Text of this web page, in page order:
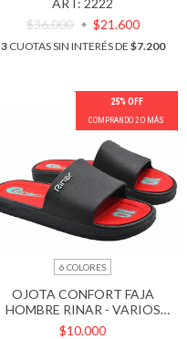
ART: 2222
$36.000
$21.600
3CUOTAS SIN INTERÉS DE $7.200
25% OFF
COMPRANDO 2 O MÁS
6 COLORES
OJOTA CONFORT FAJA
HOMBRE RINAR - VARIOS
COLORES
$10.000